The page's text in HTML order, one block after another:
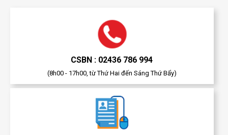
CSBN : 02436 786 994
(8h00 - 17h00, từ Thứ Hai đến Sáng Thứ Bẩy)